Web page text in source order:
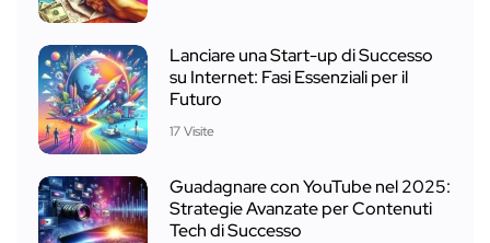
Lanciare una Start-up di Successo
su Internet: Fasi Essenziali per il
Futuro
17 Visite
Guadagnare con YouTube nel 2025:
Strategie Avanzate per Contenuti
Tech di Successo